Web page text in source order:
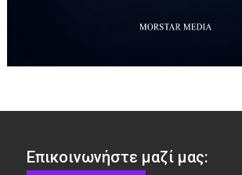
Επικοινωνήστε μαζί μας: